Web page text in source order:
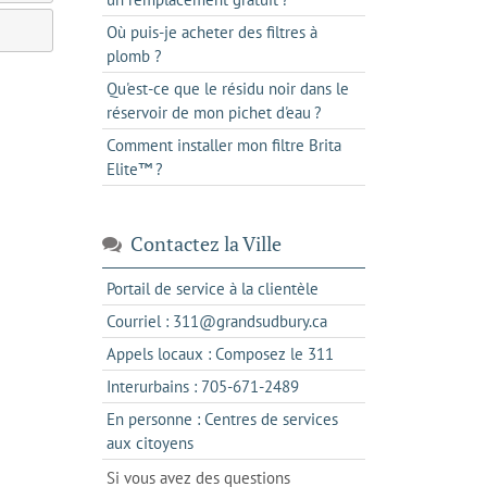
Où puis-je acheter des filtres à
plomb ?
Qu'est-ce que le résidu noir dans le
réservoir de mon pichet d'eau ?
Comment installer mon filtre Brita
Elite™ ?
Contactez la Ville
Portail de service à la clientèles'ouvre
dans
un
nouvel
Courriel : 311@grandsudbury.cas'ouvre
dans
votre
de
Appels locaux : Composez le 311
dans
un
client
Interurbains : 705-671-2489s'ouvre
dans
client
En personne : Centres de services
aux citoyenss'ouvre
dans
Si vous avez des questions